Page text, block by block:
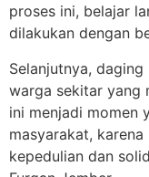
proses ini, belajar
dilakukan dengan
Selanjutnya,
warga sekitar yang
ini menjadi momen
masyarakat,
kepedulian dan